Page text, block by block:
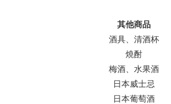
其他商品
酒具、清酒杯
燒酎
梅酒、水果酒
日本威士忌
日本葡萄酒